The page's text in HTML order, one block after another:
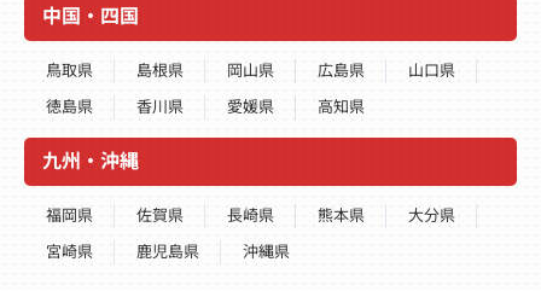
中国・四国
鳥取県 島根県 岡山県 広島県
山口県
徳島県
香川県 愛媛県 高知県
九州・沖縄
福岡県 佐賀県 長崎県 熊本県
大分県
宮崎県
鹿児島県 沖縄県